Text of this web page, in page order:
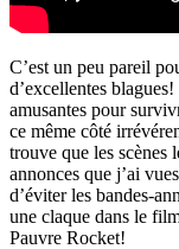
C’est un peu pareil
d’excellentes
amusantes pour
ce même côté
trouve que les scènes
annonces que j’ai
d’éviter les bandes-
une claque dans le
Pauvre Rocket!